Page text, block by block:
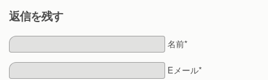
返信を残す
名前*
Eメール*